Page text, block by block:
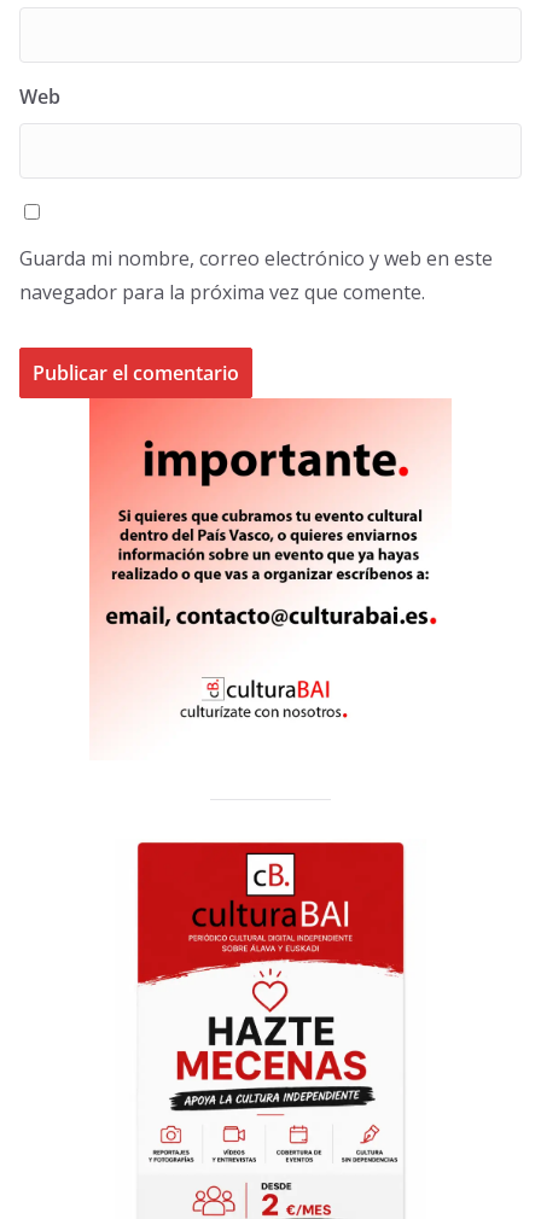
Web
Guarda mi nombre, correo electrónico y web en este
navegador para la próxima vez que comente.